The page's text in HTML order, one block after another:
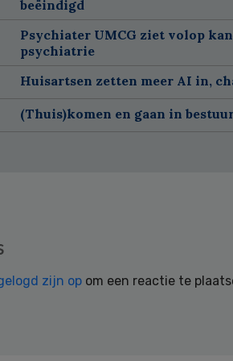
beëindigd
Psychiater UMCG ziet volop
psychiatrie
Huisartsen zetten meer AI in,
(Thuis)komen en gaan in
zijn op om een reactie te